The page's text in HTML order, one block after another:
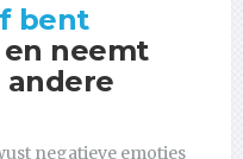
bent
en neemt
negatieve emoties